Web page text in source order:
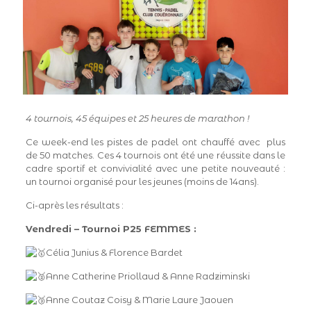
4 tournois, 45 équipes et 25 heures de marathon !
Ce week-end les pistes de padel ont chauffé avec plus
de 50 matches. Ces 4 tournois ont été une réussite dans le
cadre sportif et convivialité avec une petite nouveauté :
un tournoi organisé pour les jeunes (moins de 14ans).
Ci-après les résultats :
Vendredi – Tournoi P25 FEMMES :
Célia Junius & Florence Bardet
Anne Catherine Priollaud & Anne Radziminski
Anne Coutaz Coisy & Marie Laure Jaouen